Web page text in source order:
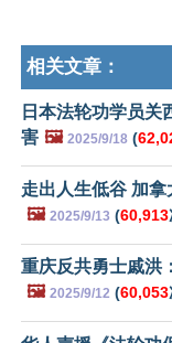
相关文章：
日本法轮功学员关
害 🖼️ 2025/9/18 (
走出人生低谷 加
🖼️ 2025/9/13 (60,913
重庆反共勇士戚洪
🖼️ 2025/9/12 (60,053